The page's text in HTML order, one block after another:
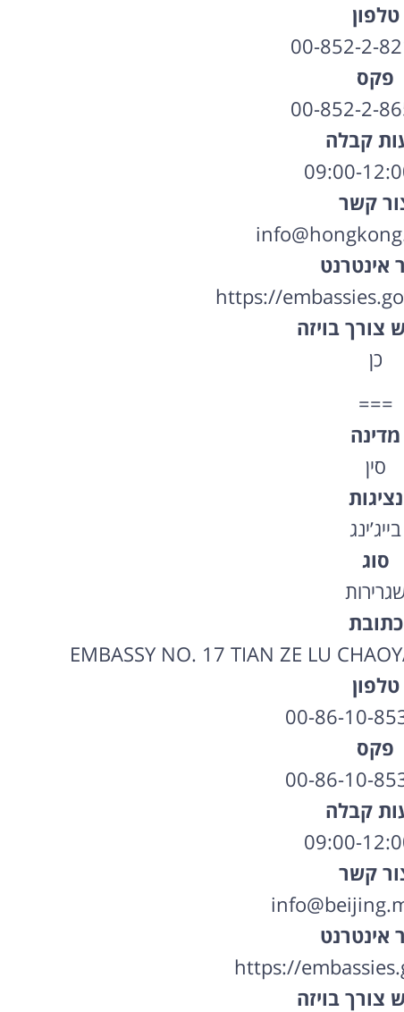
טלפון
00-852-2-
פקס
00-852-2-
קבלה
קשר
אינטרנט
https://
צורך בויזה
כן
===
מדינה
סין
נציגות
בייג’ינג
סוג
כתובת
EMBASSY NO. 17 TIAN ZE LU
טלפון
00-86-10-
פקס
00-86-10-
קבלה
קשר
אינטרנט
https://
צורך בויזה